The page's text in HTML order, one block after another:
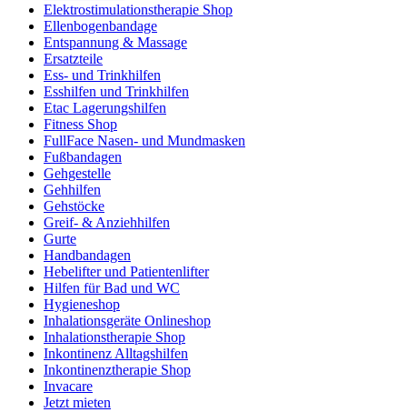
Elektrostimulationstherapie Shop
Ellenbogenbandage
Entspannung & Massage
Ersatzteile
Ess- und Trinkhilfen
Esshilfen und Trinkhilfen
Etac Lagerungshilfen
Fitness Shop
FullFace Nasen- und Mundmasken
Fußbandagen
Gehgestelle
Gehhilfen
Gehstöcke
Greif- & Anziehhilfen
Gurte
Handbandagen
Hebelifter und Patientenlifter
Hilfen für Bad und WC
Hygieneshop
Inhalationsgeräte Onlineshop
Inhalationstherapie Shop
Inkontinenz Alltagshilfen
Inkontinenztherapie Shop
Invacare
Jetzt mieten